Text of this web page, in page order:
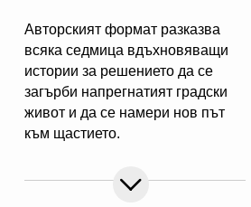
Авторският формат разказва
всяка седмица вдъхновяващи
истории за решението да се
загърби напрегнатият градски
живот и да се намери нов път
към щастието.